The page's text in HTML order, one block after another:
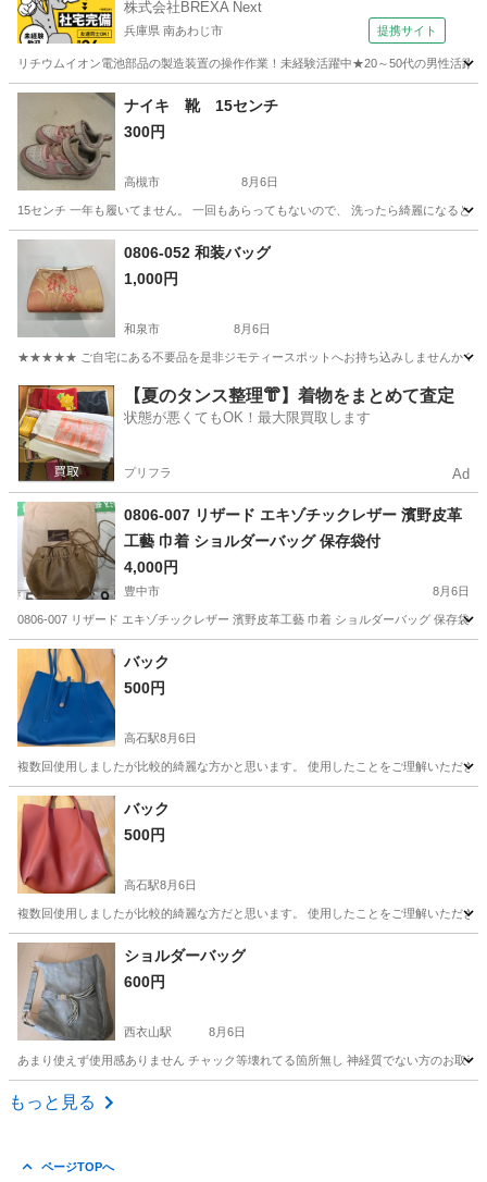
株式会社BREXA Next
兵庫県 南あわじ市 提携サイト
リチウムイオン電池部品の製造装置の操作作業！未経験活躍中★20～50代の男性活
兵庫 南あわじ市 その他
ナイキ 靴 15センチ
300円
高槻市 8月6日
15センチ 一年も履いてません。 一回もあらってもないので、 洗ったら綺麗になると思
大阪 高槻市
0806-052 和装バッグ
1,000円
和泉市 8月6日
★★★★★ ご自宅にある不要品を是非ジモティースポットへお持ち込みしませんか？
大阪 和泉市 バッグ 現地
【夏のタンス整理👘】着物をまとめて査定
状態が悪くてもOK！最大限買取します
プリフラ Ad
0806-007 リザード エキゾチックレザー 濱野皮革
工藝 巾着 ショルダーバッグ 保存袋付
4,000円
豊中市 8月6日
0806-007 リザード エキゾチックレザー 濱野皮革工藝 巾着 ショルダーバッグ 保存袋
大阪 豊中市 バッグ
バック
500円
高石駅8月6日
複数回使用しましたが比較的綺麗な方かと思います。 使用したことをご理解いただき
大阪 高石市 高石駅
バック
500円
高石駅8月6日
複数回使用しましたが比較的綺麗な方だと思います。 使用したことをご理解いただき
大阪 高石市 バッグ
ショルダーバッグ
600円
西衣山駅 8月6日
あまり使えず使用感ありません チャック等壊れてる箇所無し 神経質でない方のお取
大阪 泉南市
もっと見る
ページTOPへ